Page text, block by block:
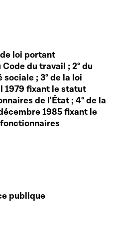
loi portant
du travail ; 2° du
; 3° de la loi
1979 fixant le statut
de l'État ; 4° de la
1985 fixant le
publique